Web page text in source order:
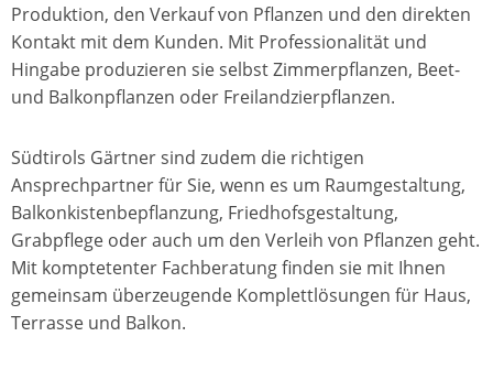
Produktion, den Verkauf von Pflanzen und den direkten
Kontakt mit dem Kunden. Mit Professionalität und
Hingabe produzieren sie selbst Zimmerpflanzen, Beet-
und Balkonpflanzen oder Freilandzierpflanzen.
Südtirols Gärtner sind zudem die richtigen
Ansprechpartner für Sie, wenn es um Raumgestaltung,
Balkonkistenbepflanzung, Friedhofsgestaltung,
Grabpflege oder auch um den Verleih von Pflanzen geht.
Mit komptetenter Fachberatung finden sie mit Ihnen
gemeinsam überzeugende Komplettlösungen für Haus,
Terrasse und Balkon.